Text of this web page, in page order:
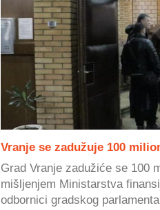
Vranje se zadužuje 100
Grad Vranje zadužiće se 100
mišljenjem Ministarstva
odbornici gradskog